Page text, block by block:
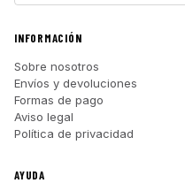
INFORMACIÓN
Sobre nosotros
Envíos y devoluciones
Formas de pago
Aviso legal
Política de privacidad
AYUDA